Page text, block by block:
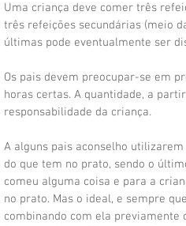
Uma criança deve comer três
três refeições secundárias (meio
últimas pode eventualmente ser
Os pais devem preocupar-se em
horas certas. A quantidade, a
responsabilidade da criança.
A alguns pais aconselho
do que tem no prato, sendo o
comeu alguma coisa e para a
no prato. Mas o ideal, e sempre
combinando com ela previamente